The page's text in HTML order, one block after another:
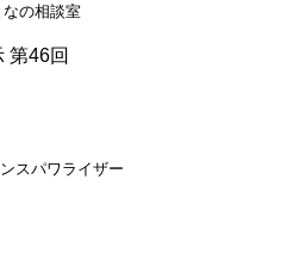
の相談室
第46回
スパワライザー